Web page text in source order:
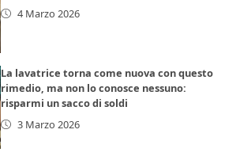
4 Marzo 2026
La lavatrice torna come nuova con questo
rimedio, ma non lo conosce nessuno:
risparmi un sacco di soldi
3 Marzo 2026